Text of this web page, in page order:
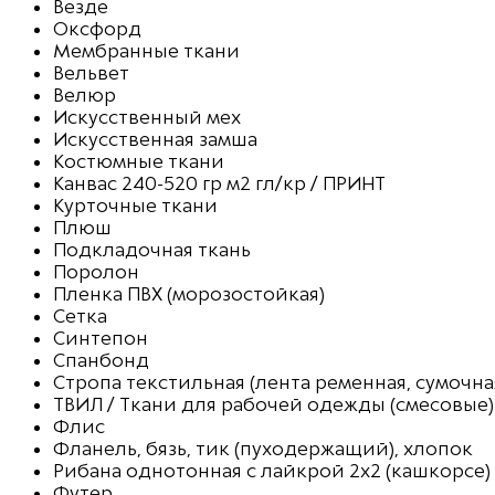
Везде
Оксфорд
Мембранные ткани
Вельвет
Велюр
Искусственный мех
Искусственная замша
Костюмные ткани
Канвас 240-520 гр м2 гл/кр / ПРИНТ
Курточные ткани
Плюш
Подкладочная ткань
Поролон
Пленка ПВХ (морозостойкая)
Сетка
Синтепон
Спанбонд
Стропа текстильная (лента ременная,
ТВИЛ / Ткани для рабочей одежды (смесовые)
Флис
Фланель, бязь, тик (пуходержащий), хлопок
Рибана однотонная с лайкрой 2х2 (кашкорсе)